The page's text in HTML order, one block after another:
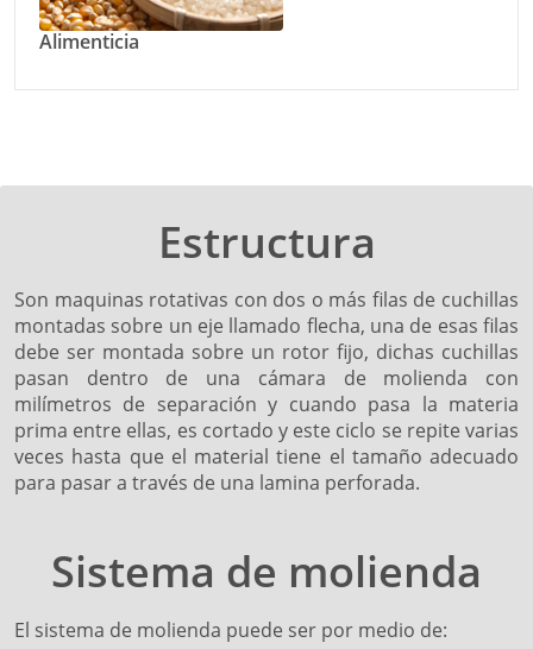
Alimenticia
Estructura
Son maquinas rotativas con dos o más filas de cuchillas
montadas sobre un eje llamado flecha, una de esas filas
debe ser montada sobre un rotor fijo, dichas cuchillas
pasan dentro de una cámara de molienda con
milímetros de separación y cuando pasa la materia
prima entre ellas, es cortado y este ciclo se repite varias
veces hasta que el material tiene el tamaño adecuado
para pasar a través de una lamina perforada.
Sistema de molienda
El sistema de molienda puede ser por medio de: